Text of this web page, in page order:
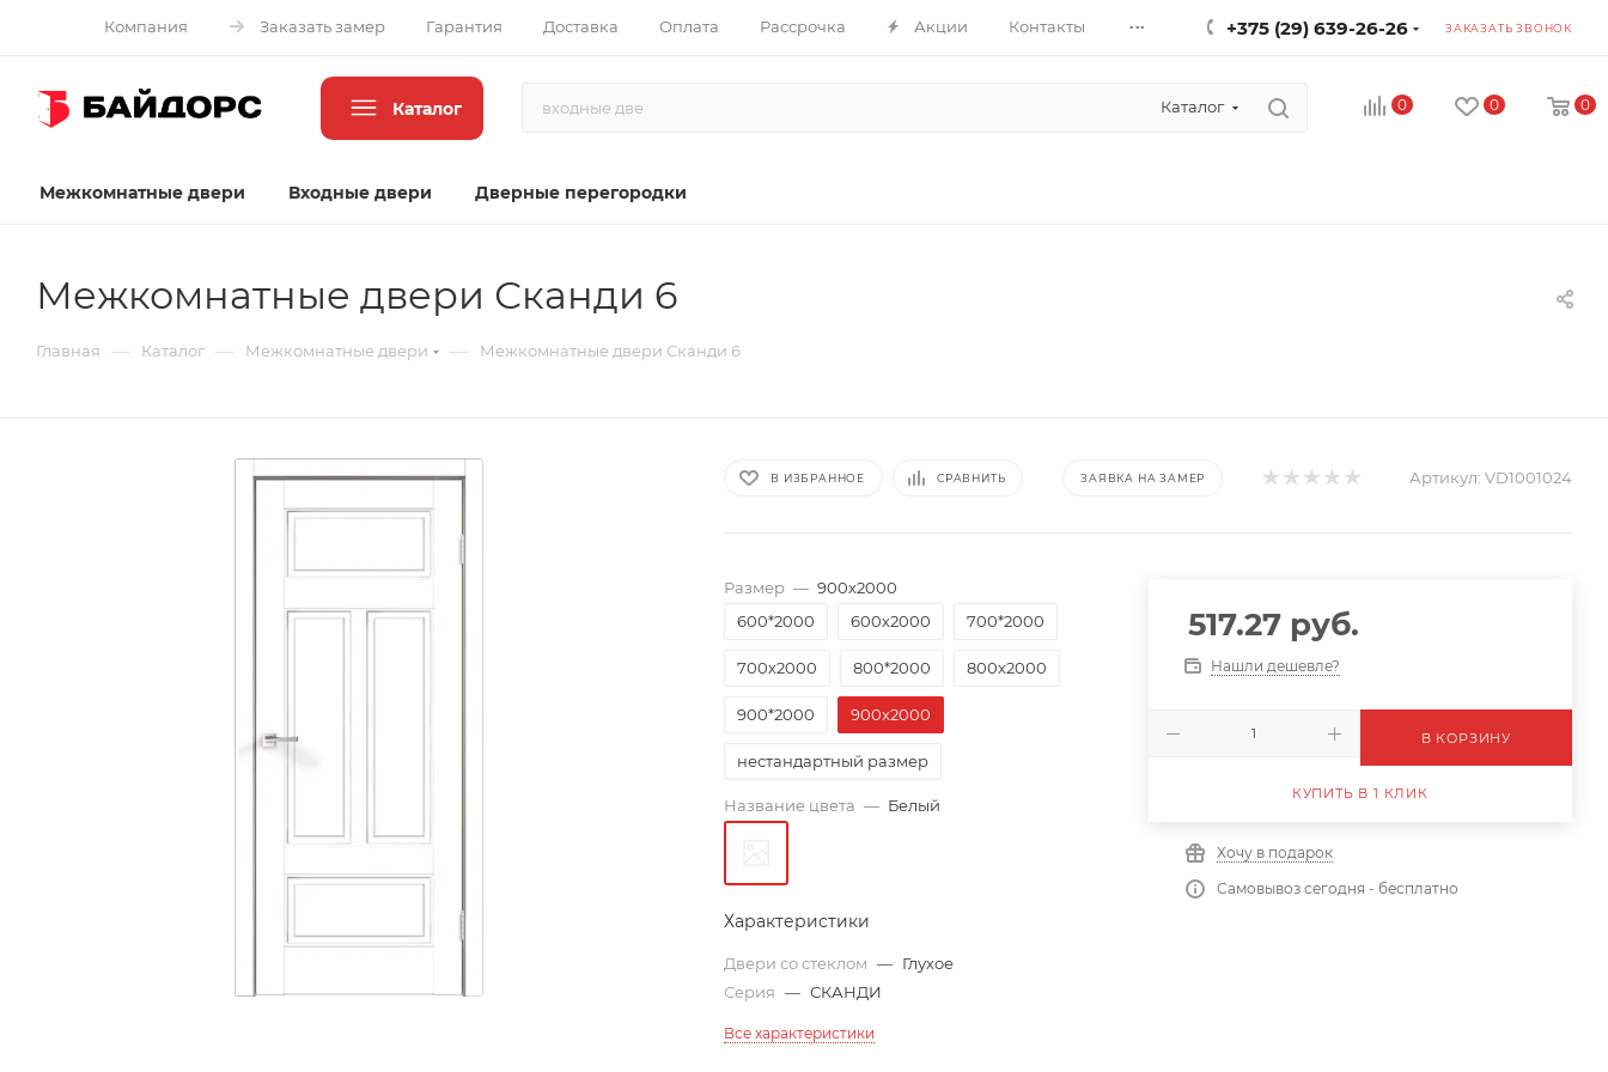
Компания Заказать замер Гарантия Доставка Оплата Рассрочка Акции Контакты ... +375 (29) 639-26-26 ЗАКАЗАТЬ ЗВОНОК
Каталог Каталог 0 0 0
Межкомнатные двери Входные двери Дверные перегородки
Межкомнатные двери Сканди 6
Главная — Каталог — Межкомнатные двери — Межкомнатные двери Сканди 6
В ИЗБРАННОЕ СРАВНИТЬ ЗАЯВКА НА ЗАМЕР Артикул: VD1001024
Размер — 900х2000
600*2000
600х2000 700*2000
700х2000 800*2000 800х2000
900*2000 900х2000
нестандартный размер
Название цвета — Белый
Характеристики
Двери со стеклом — Глухое
Серия — СКАНДИ
Все характеристики
517.27руб.
Нашли дешевле?
В КОРЗИНУ
КУПИТЬ В 1 КЛИК
Хочу в подарок
Самовывоз сегодня - бесплатно